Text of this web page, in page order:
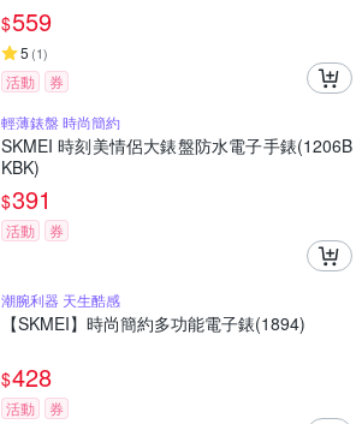
$559
5 (1)
活動
券
輕薄錶盤 時尚簡約
SKMEI 時刻美情侶大錶盤防水電子手錶(1206B
KBK)
$391
活動 券
潮腕利器 天生酷感
【SKMEI】時尚簡約多功能電子錶(1894)
$428
活動 券